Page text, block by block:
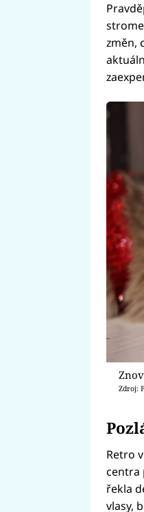
změn,
Zdroj:
Retro
centra
řekla
vlasy,